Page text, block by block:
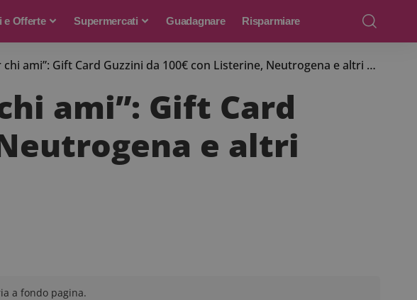
e Offerte Supermercati Guadagnare Risparmiare
Gift Card Guzzini da 100€ con Listerine, Neutrogena e altri brand Kenvue
ami”: Gift Card
e altri
a fondo pagina.